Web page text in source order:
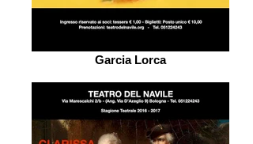
Garcia Lorca